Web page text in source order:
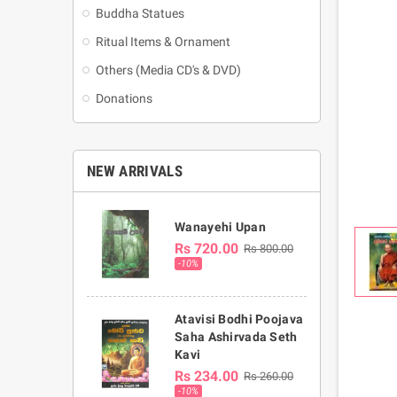
Buddha Statues
Ritual Items & Ornament
Others (Media CD's & DVD)
Donations
NEW ARRIVALS
Wanayehi Upan
Rs 720.00 Rs 800.00
-10%
Atavisi Bodhi Poojava
Saha Ashirvada Seth
Kavi
Rs 234.00 Rs 260.00
-10%